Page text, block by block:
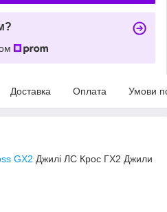
Доставка Оплата Умови
GX2 Джилі ЛС Крос ГХ2 Джили